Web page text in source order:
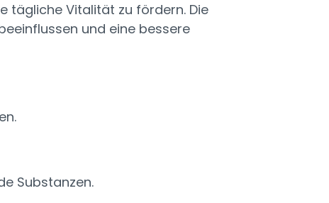
tägliche Vitalität zu fördern. Die
und eine bessere
Substanzen.